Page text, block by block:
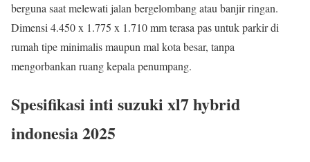
berguna saat melewati jalan bergelombang atau banjir ringan.
Dimensi 4.450 x 1.775 x 1.710 mm terasa pas untuk parkir di
rumah tipe minimalis maupun mal kota besar, tanpa
mengorbankan ruang kepala penumpang.
Spesifikasi inti suzuki xl7 hybrid
indonesia 2025